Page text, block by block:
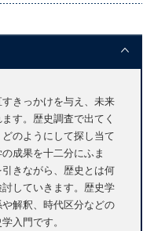
きっかけを与え、未来
す。歴史調査で出てく
のようにして探し当て
成果を十二分にふま
きながら、歴史とは何
していきます。歴史学
解釈、時代区分などの
入門です。